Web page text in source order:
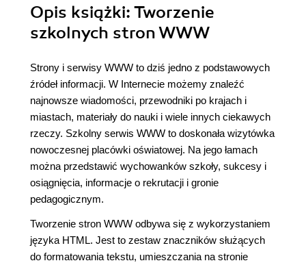
Opis książki: Tworzenie
szkolnych stron WWW
Strony i serwisy WWW to dziś jedno z podstawowych
źródeł informacji. W Internecie możemy znaleźć
najnowsze wiadomości, przewodniki po krajach i
miastach, materiały do nauki i wiele innych ciekawych
rzeczy. Szkolny serwis WWW to doskonała wizytówka
nowoczesnej placówki oświatowej. Na jego łamach
można przedstawić wychowanków szkoły, sukcesy i
osiągnięcia, informacje o rekrutacji i gronie
pedagogicznym.
Tworzenie stron WWW odbywa się z wykorzystaniem
języka HTML. Jest to zestaw znaczników służących
do formatowania tekstu, umieszczania na stronie